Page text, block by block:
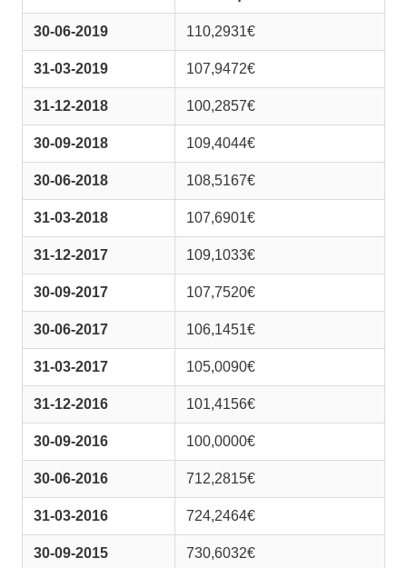
30-06-2019 110,2931€
31-03-2019 107,9472€
31-12-2018 100,2857€
30-09-2018 109,4044€
30-06-2018 108,5167€
31-03-2018 107,6901€
31-12-2017 109,1033€
30-09-2017 107,7520€
30-06-2017 106,1451€
31-03-2017 105,0090€
31-12-2016 101,4156€
30-09-2016 100,0000€
30-06-2016 712,2815€
31-03-2016 724,2464€
30-09-2015 730,6032€